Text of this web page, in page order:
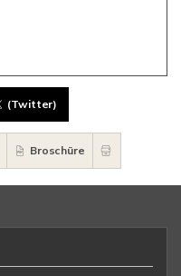
(Twitter)
Broschüre